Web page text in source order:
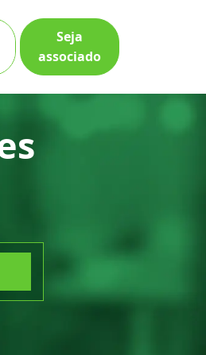
Seja
associado